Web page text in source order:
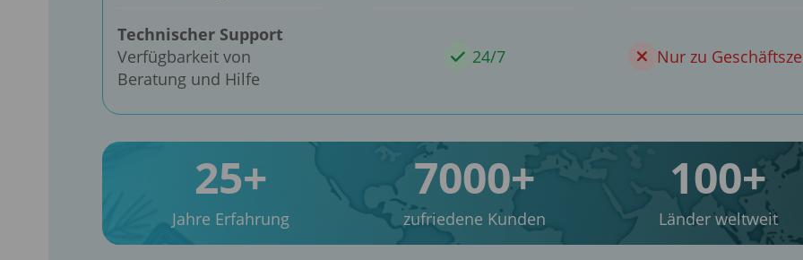
Technischer Support
Verfügbarkeit von
Beratung und Hilfe
24/7 Nur zu
25+
Jahre Erfahrung
7000+
zufriedene Kunden
100+
Länder weltweit